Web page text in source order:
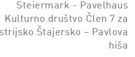
Steiermark - Pavelhaus
Kulturno društvo Člen 7 za
Štajersko – Pavlova
hiša